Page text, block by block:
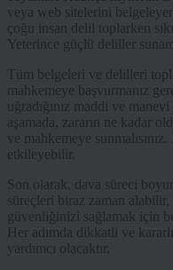
veya web sitelerini
çoğu insan delil toplarken
Yeterince güçlü deliller
Tüm belgeleri ve delilleri
mahkemeye başvurmanız
uğradığınız maddi ve
aşamada, zararın ne kadar
ve mahkemeye
etkileyebilir.
Son olarak, dava süreci
süreçleri biraz zaman alabilir,
güvenliğinizi sağlamak için
Her adımda dikkatli ve
yardımcı olacaktır.